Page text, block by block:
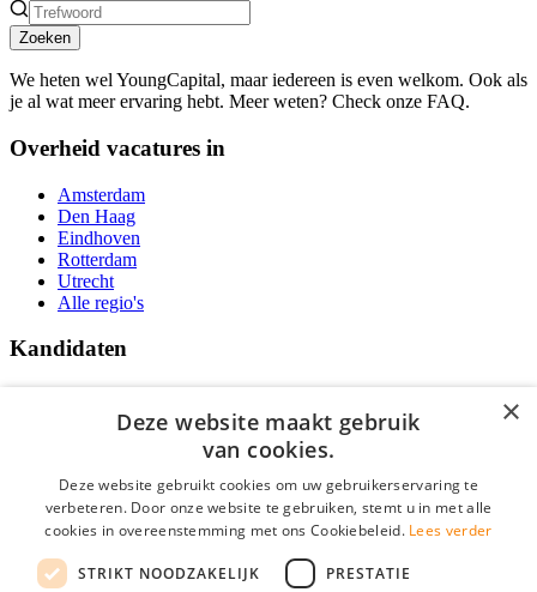
Zoeken
We heten wel YoungCapital, maar iedereen is even welkom. Ook als
je al wat meer ervaring hebt. Meer weten? Check onze FAQ.
Overheid vacatures in
Amsterdam
Den Haag
Eindhoven
Rotterdam
Utrecht
Alle regio's
Kandidaten
Vacatures
Over Vacatures Overheid Online
YoungCapital IOS App
YoungCapital Android App
×
Deze website maakt gebruik
van cookies.
Deze website gebruikt cookies om uw gebruikerservaring te
verbeteren. Door onze website te gebruiken, stemt u in met alle
cookies in overeenstemming met ons Cookiebeleid. Lees verder
STRIKT NOODZAKELIJK PRESTATIE